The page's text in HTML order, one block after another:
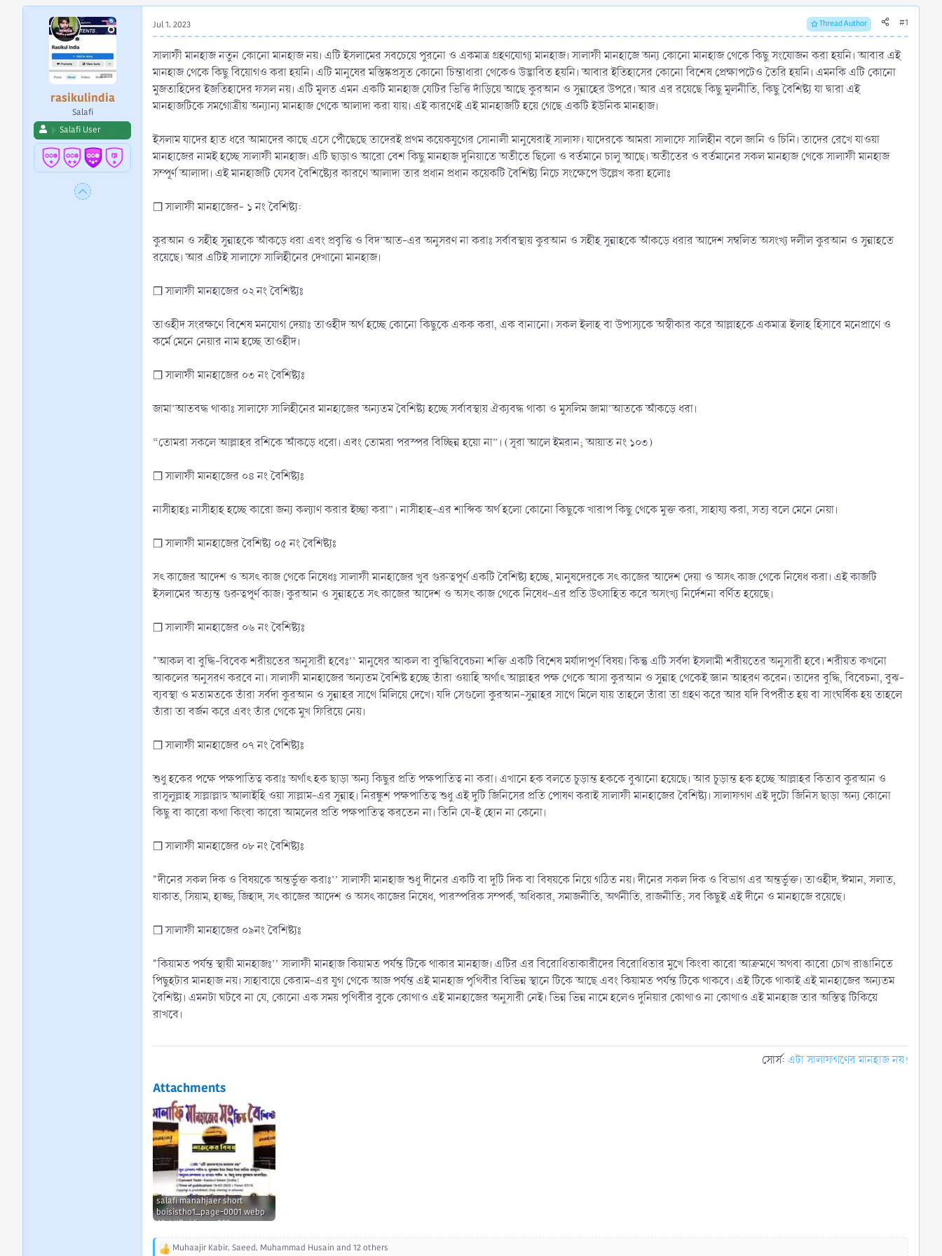
r
t
e
rasikulindia
Salafi
Salafi User
Jul 1, 2023 Thread Author #1
সালাফী মানহাজ নতুন কোনো মানহাজ নয়। এটি ইসলামের সবচেয়ে পুরনো ও একমাত্র গ্রহণযোগ্য মানহাজ। সালাফী মানহাজে অন্য কোনো মানহাজ থেকে কিছু সংযোজন করা হয়নি। আবার এই
মানহাজ থেকে কিছু বিয়োগও করা হয়নি। এটি মানুষের মস্তিষ্কপ্রসূত কোনো চিন্তাধারা থেকেও উদ্ভাবিত হয়নি। আবার ইতিহাসের কোনো বিশেষ প্রেক্ষাপটেও তৈরি হয়নি। এমনকি এটি কোনো
মুজতাহিদের ইজতিহাদের ফসল নয়। এটি মূলত এমন একটি মানহাজ যেটির ভিত্তি দাঁড়িয়ে আছে কুরআন ও সুন্নাহের উপরে। আর এর রয়েছে কিছু মূলনীতি, কিছু বৈশিষ্ট্য যা দ্বারা এই
মানহাজটিকে সমগোত্রীয় অন্যান্য মানহাজ থেকে আলাদা করা যায়। এই কারণেই এই মানহাজটি হয়ে গেছে একটি ইউনিক মানহাজ।
ইসলাম যাদের হাত ধরে আমাদের কাছে এসে পৌঁছেছে তাদেরই প্রথম কয়েকযুগের সোনালী মানুষেরাই সালাফ। যাদেরকে আমরা সালাফে সালিহীন বলে জানি ও চিনি। তাদের রেখে যাওয়া
মানহাজের নামই হচ্ছে সালাফী মানহাজ। এটি ছাড়াও আরো বেশ কিছু মানহাজ দুনিয়াতে অতীতে ছিলো ও বর্তমানে চালু আছে। অতীতের ও বর্তমানের সকল মানহাজ থেকে সালাফী মানহাজ
সম্পূর্ণ আলাদা। এই মানহাজটি যেসব বৈশিষ্ট্যের কারণে আলাদা তার প্রধান প্রধান কয়েকটি বৈশিষ্ট্য নিচে সংক্ষেপে উল্লেখ করা হলোঃ
❒ সালাফী মানহাজের- ১ নং বৈশিষ্ট্য:
কুরআন ও সহীহ সুন্নাহকে আঁকড়ে ধরা এবং প্রবৃত্তি ও বিদ’আত-এর অনুসরণ না করাঃ সর্বাবস্থায় কুরআন ও সহীহ সুন্নাহকে আঁকড়ে ধরার আদেশ সম্বলিত অসংখ্য দলীল কুরআন ও সুন্নাহতে
রয়েছে। আর এটিই সালাফে সালিহীনের দেখানো মানহাজ।
❒ সালাফী মানহাজের ০২ নং বৈশিষ্ট্যঃ
তাওহীদ সংরক্ষণে বিশেষ মনযোগ দেয়াঃ তাওহীদ অর্থ হচ্ছে কোনো কিছুকে একক করা, এক বানানো। সকল ইলাহ বা উপাস্যকে অস্বীকার করে আল্লাহকে একমাত্র ইলাহ হিসাবে মনেপ্রাণে ও
কর্মে মেনে নেয়ার নাম হচ্ছে তাওহীদ।
❒ সালাফী মানহাজের ০৩ নং বৈশিষ্ট্যঃ
জামা’আতবদ্ধ থাকাঃ সালাফে সালিহীনের মানহাজের অন্যতম বৈশিষ্ট্য হচ্ছে সর্বাবস্থায় ঐক্যবদ্ধ থাকা ও মুসলিম জামা’আতকে আঁকড়ে ধরা।
“তোমরা সকলে আল্লাহর রশিকে আঁকড়ে ধরো। এবং তোমরা পরস্পর বিচ্ছিন্ন হয়ো না”। (সূরা আলে ইমরান; আয়াত নং ১০৩)
❒ সালাফী মানহাজের ০৪ নং বৈশিষ্ট্যঃ
নাসীহাহঃ নাসীহাহ হচ্ছে কারো জন্য কল্যাণ করার ইচ্ছা করা”। নাসীহাহ-এর শাব্দিক অর্থ হলো কোনো কিছুকে খারাপ কিছু থেকে মুক্ত করা, সাহায্য করা, সত্য বলে মেনে নেয়া।
❒ সালাফী মানহাজের বৈশিষ্ট্য ০৫ নং বৈশিষ্ট্যঃ
সৎ কাজের আদেশ ও অসৎ কাজ থেকে নিষেধঃ সালাফী মানহাজের খুব গুরুত্বপূর্ণ একটি বৈশিষ্ট্য হচ্ছে, মানুষদেরকে সৎ কাজের আদেশ দেয়া ও অসৎ কাজ থেকে নিষেধ করা। এই কাজটি
ইসলামের অত্যন্ত গুরুত্বপূর্ণ কাজ। কুরআন ও সুন্নাহতে সৎ কাজের আদেশ ও অসৎ কাজ থেকে নিষেধ-এর প্রতি উৎসাহিত করে অসংখ্য নির্দেশনা বর্ণিত হয়েছে।
❒ সালাফী মানহাজের ০৬ নং বৈশিষ্ট্যঃ
"আকল বা বুদ্ধি-বিবেক শরীয়তের অনুসারী হবেঃ’’ মানুষের আকল বা বুদ্ধিবিবেচনা শক্তি একটি বিশেষ মর্যাদাপূর্ণ বিষয়। কিন্তু এটি সর্বদা ইসলামী শরীয়তের অনুসারী হবে। শরীয়ত কখনো
আকলের অনুসরণ করবে না। সালাফী মানহাজের অন্যতম বৈশিষ্ট হচ্ছে তাঁরা ওয়াহি অর্থাৎ আল্লাহর পক্ষ থেকে আসা কুরআন ও সুন্নাহ থেকেই জ্ঞান আহরণ করেন। তাদের বুদ্ধি, বিবেচনা, বুঝ-
ব্যবস্থা ও মতামতকে তাঁরা সর্বদা কুরআন ও সুন্নাহর সাথে মিলিয়ে দেখে। যদি সেগুলো কুরআন-সুন্নাহর সাথে মিলে যায় তাহলে তাঁরা তা গ্রহণ করে আর যদি বিপরীত হয় বা সাংঘর্ষিক হয় তাহলে
তাঁরা তা বর্জন করে এবং তাঁর থেকে মুখ ফিরিয়ে নেয়।
❒ সালাফী মানহাজের ০৭ নং বৈশিষ্ট্যঃ
শুধু হকের পক্ষে পক্ষপাতিত্ব করাঃ অর্থাৎ হক ছাড়া অন্য কিছুর প্রতি পক্ষপাতিত্ব না করা। এখানে হক বলতে চূড়ান্ত হককে বুঝানো হয়েছে। আর চূড়ান্ত হক হচ্ছে আল্লাহর কিতাব কুরআন ও
রাসূলুল্লাহ সাল্লাল্লাহু আলাইহি ওয়া সাল্লাম-এর সুন্নাহ। নিরঙ্কুশ পক্ষপাতিত্ব শুধু এই দুটি জিনিসের প্রতি পোষণ করাই সালাফী মানহাজের বৈশিষ্ট্য। সালাফগণ এই দুটো জিনিস ছাড়া অন্য কোনো
কিছু বা কারো কথা কিংবা কারো আমলের প্রতি পক্ষপাতিত্ব করতেন না। তিনি যে-ই হোন না কেনো।
❒ সালাফী মানহাজের ০৮ নং বৈশিষ্ট্যঃ
"দীনের সকল দিক ও বিষয়কে অন্তর্ভুক্ত করাঃ’’ সালাফী মানহাজ শুধু দীনের একটি বা দুটি দিক বা বিষয়কে নিয়ে গঠিত নয়। দীনের সকল দিক ও বিভাগ এর অন্তর্ভুক্ত। তাওহীদ, ঈমান, সলাত,
যাকাত, সিয়াম, হাজ্জ, জিহাদ, সৎ কাজের আদেশ ও অসৎ কাজের নিষেধ, পারস্পরিক সম্পর্ক, অধিকার, সমাজনীতি, অর্থনীতি, রাজনীতি; সব কিছুই এই দীনে ও মানহাজে রয়েছে।
❒ সালাফী মানহাজের ০৯নং বৈশিষ্ট্যঃ
"কিয়ামত পর্যন্ত স্থায়ী মানহাজঃ’’ সালাফী মানহাজ কিয়ামত পর্যন্ত টিকে থাকার মানহাজ। এটির এর বিরোধিতাকারীদের বিরোধিতার মুখে কিংবা কারো আক্রমণে অথবা কারো চোখ রাঙানিতে
পিছুহটার মানহাজ নয়। সাহাবায়ে কেরাম-এর যুগ থেকে আজ পর্যন্ত এই মানহাজ পৃথিবীর বিভিন্ন স্থানে টিকে আছে এবং কিয়ামত পর্যন্ত টিকে থাকবে। এই টিকে থাকাই এই মানহাজের অন্যতম
বৈশিষ্ট্য। এমনটা ঘটবে না যে, কোনো এক সময় পৃথিবীর বুকে কোথাও এই মানহাজের অনুসারী নেই। ভিন্ন ভিন্ন নামে হলেও দুনিয়ার কোথাও না কোথাও এই মানহাজ তার অস্তিত্ব টিকিয়ে
রাখবে।
সোর্স: এটা সালাফগণের মানহাজ নয়!
Attachments
salafi manahjaer short
boisistho1_page-0001.webp
48.6 KB · Views: 359
R Muhaajir Kabir, Saeed, Muhammad Husain and 12 others